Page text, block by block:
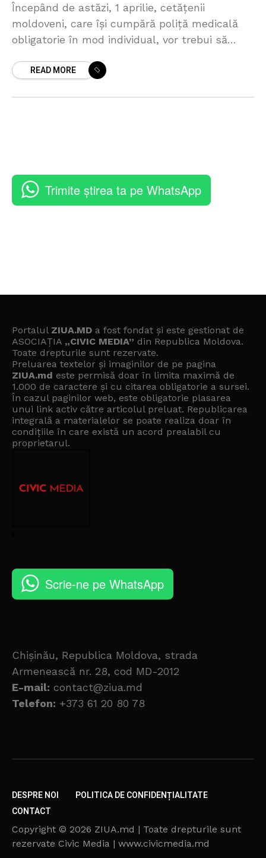
Începând de astăzi, 1 aprilie, cetățenii
moldoveni, care își cumpără poliță medicală
obligatorie în mod individual, vor trebui să
ori
READ MORE
Trimite știrea ta pe WhatsApp
Portalul ZIUA.MD a fost fondat și este gestionat de
ASOCIAȚIA „CIVIC MEDIA” din Republica Moldova.
Toate drepturile sunt rezervate.
Preluarea textelor și imaginilor de pe pagina
ZIUA.md este permisă doar în limita maximă de
1.000 de caractere și cu citarea obligatorie a sursei.
În cazul paginilor web, este obligatorie plasarea
unui link activ către articolul preluat. Republicarea
integrală a materialelor se poate realiza doar în
condițiile în care există un acord prealabil cu
proprietarul.
Scrie-ne pe WhatsApp
Chișinău, Republica Moldova, strada
Armenească nr. 28, cod MD-2012
E-mail: contact@ziua.md
Telefon: +373 61 20 80 78
DESPRE NOI
POLITICA DE CONFIDENȚIALITATE
CONTACT
Copyright © 2026 ZIUA.md | Toate drepturile sunt
rezervate Civic Media | www.civicmedia.md